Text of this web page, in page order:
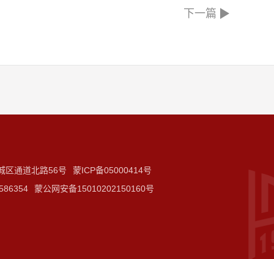
下一篇
区通道北路56号
蒙ICP备05000414号
蒙公网安备15010202150160号